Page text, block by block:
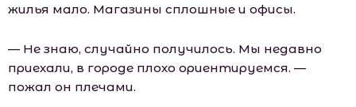
жилья мало. Магазины сплошные и офисы.
— Не знаю, случайно получилось. Мы недавно
приехали, в городе плохо ориентируемся. —
пожал он плечами.